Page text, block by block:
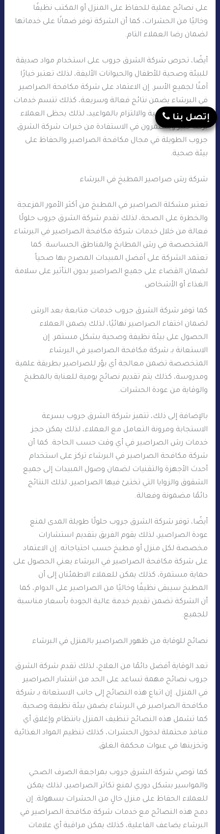
على نصائح عملية للحفاظ على المنزل أو المكتب نظيفًا
وخاليًا من الحشرات، كما أن الشركة توفر ضمانًا على خدماتها
لضمان رضا العملاء التام.
أيضًا، تحرص شركة الشرق جروب على استخدام مواد صديقة
للبيئة وصحية للأطفال والحيوانات الأليفة، لذلك تعتبر خيارًا
آمنًا لجميع الأسر. إن الاعتماد على شركة مكافحة الصراصير
في البرشاء يضمن نتائج فعالة وسريعة، كذلك تتسم خدمات
الشركة بالاحترافية والالتزام بالمواعيد، لذلك يحظى العملاء
برضا كبير ويستمرون في الاستفادة من خبرات شركة الشرق
جروب الطويلة في مجال مكافحة الصراصير والحفاظ على
بيئة صحية.
شركة رش صراصير المطبخ في البرشاء
تعتبر مشكلة الصراصير في المطبخ من أكثر الأمور المزعجة
والخطرة على الصحة، لذلك تقدم شركة الشرق جروب حلولًا
فعالة من خلال خدمات شركة مكافحة الصراصير في البرشاء
المتخصصة في رش المطابخ والمناطق الحساسة. كما
تعتمد الشركة على أفضل المبيدات المصرح بها صحياً
لضمان القضاء على جميع الصراصير بدون التأثير على سلامة
الغذاء أو الأشخاص.
كما توفر شركة الشرق جروب خدمات متابعة بعد الرش
لضمان اختفاء الصراصير نهائيًا، لذلك يضمن العملاء
الحصول على بيئة نظيفة وصحية بشكل مستمر. إن
الاستعانة بـ شركة مكافحة الصراصير في البرشاء
المتخصصة تضمن معالجة أي بؤر للصراصير بطريقة علمية
ومدروسة، كذلك يتم تقديم نصائح يومية للعناية بالمطبخ
والوقاية من عودة الحشرات.
بالإضافة إلى ذلك، تتميز شركة الشرق جروب بسرعة
الاستجابة ومرونة التعامل مع العملاء، لذلك يمكن حجز
خدمات رش الصراصير في أي وقت حسب الحاجة. كما أن
شركة مكافحة الصراصير في البرشاء تركز على استخدام
أحدث الأجهزة والتقنيات لضمان وصول المبيدات إلى جميع
الشقوق والزوايا التي تختبئ فيها الصراصير، لذلك النتائج
دائمًا مضمونة وفعالة.
أيضًا، توفر شركة الشرق جروب حلولًا طويلة المدى لمنع
عودة الصراصير، لذلك يقوم الفريق بتقديم استشارات
مخصصة لكل منزل أو مطبخ حسب احتياجاته. إن الاعتماد
على شركة مكافحة الصراصير في البرشاء يعني الحصول على
حماية مستمرة، كذلك يمكن للعملاء الاطمئنان إلى أن
المطبخ سيبقى نظيفًا وخاليًا من الصراصير على الدوام، كما
أن الشركة تضمن تقديم خدمة عالية الجودة بأسعار مناسبة
للجميع.
نصائح للوقاية من ظهور الصراصير بالمنزل في البرشاء
تعد الوقاية أفضل دائمًا من العلاج، لذلك تقدم شركة الشرق
جروب نصائح مهمة تساعد على الحد من انتشار الصراصير
في المنزل. إن اتباع هذه النصائح إلى جانب الاستعانة بـ شركة
مكافحة الصراصير في البرشاء يضمن بيئة نظيفة وصحية.
كما تشمل هذه النصائح تنظيف المنزل بانتظام وإغلاق أي
منافذ محتملة لدخول الحشرات، كذلك تنظيم المواد الغذائية
وتخزينها في عبوات محكمة الغلق.
كما توصي شركة الشرق جروب بمراجعة الصرف الصحي
والمواسير بشكل دوري لمنع تكاثر الصراصير، لذلك يمكن
للعملاء الحفاظ على منزل خالٍ من الحشرات بسهولة. إن
دمج هذه النصائح مع خدمات شركة مكافحة الصراصير في
البرشاء يضاعف الفاعلية، كذلك يمكن مراقبة أي علامات
إتصل بنا